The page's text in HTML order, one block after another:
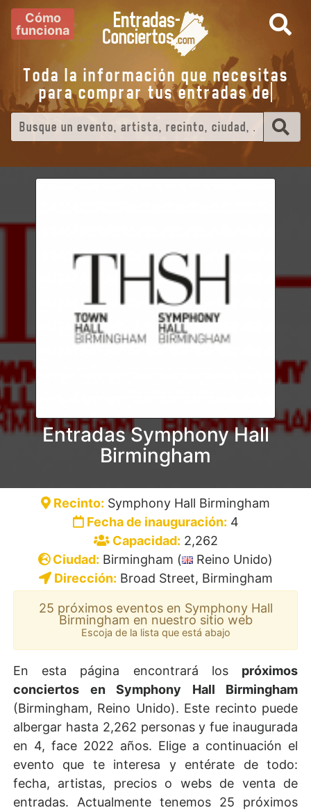
Cómo
funciona
Toda la información que necesitas
para comprar tus entradas deeve
Entradas Symphony Hall
Birmingham
Recinto: Symphony Hall Birmingham
Fecha de inauguración: 4
Capacidad: 2,262
Ciudad: Birmingham (
Reino Unido)
Dirección: Broad Street, Birmingham
25 próximos eventos en Symphony Hall
Birmingham en nuestro sitio web
Escoja de la lista que está abajo
En esta página encontrará los próximos
conciertos en Symphony Hall Birmingham
(Birmingham, Reino Unido). Este recinto puede
albergar hasta 2,262 personas y fue inaugurada
en 4, face 2022 años. Elige a continuación el
evento que te interesa y entérate de todo:
fecha, artistas, precios o webs de venta de
entradas. Actualmente tenemos 25 próximos